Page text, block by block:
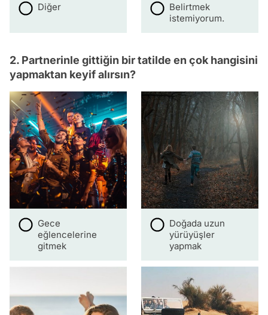
Diğer
Belirtmek
istemiyorum.
2. Partnerinle gittiğin bir tatilde en çok hangisini
yapmaktan keyif alırsın?
Gece
eğlencelerine
gitmek
Doğada uzun
yürüyüşler
yapmak